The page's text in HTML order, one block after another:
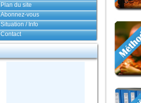
Plan du site
Abonnez-vous
Situation / Info
Contact